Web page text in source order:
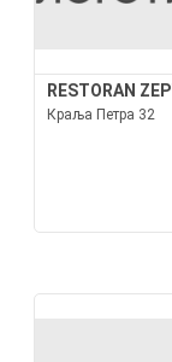
RESTORAN
Краља Петра 32